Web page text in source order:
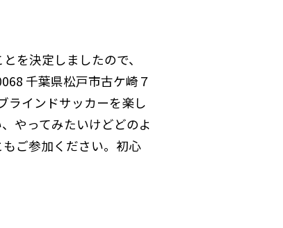
を決定しましたので、
千葉県松戸市古ケ崎７
ラインドサッカーを楽し
やってみたいけどどのよ
ご参加ください。初心